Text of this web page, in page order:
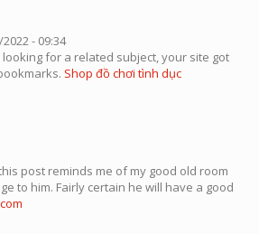
- 09:34
for a related subject, your site got
Shop đồ chơi tình dục
post reminds me of my good old room
to him. Fairly certain he will have a good